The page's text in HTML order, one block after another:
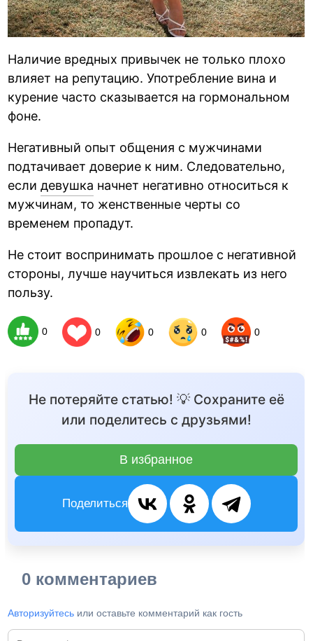
Наличие вредных привычек не только плохо
влияет на репутацию. Употребление вина и
курение часто сказывается на гормональном
фоне.
Негативный опыт общения с мужчинами
подтачивает доверие к ним. Следовательно,
еслидевушка начнет негативно относиться к
мужчинам, то женственные черты со
временем пропадут.
Не стоит воспринимать прошлое с негативной
стороны, лучше научиться извлекать из него
пользу.
0 0 0 0 0
Не потеряйте статью! 💡 Сохраните её
или поделитесь с друзьями!
В избранное
Поделиться
0 комментариев
Авторизуйтесь или оставьте комментарий как гость